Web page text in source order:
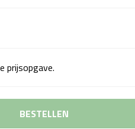
prijsopgave.
BESTELLEN